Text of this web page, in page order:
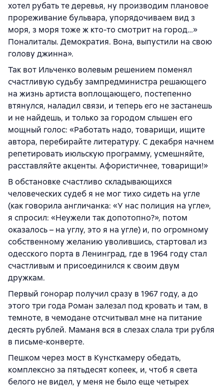
хотел рубать те деревья, ну производим плановое
прореживание бульвара, упорядочиваем вид з
моря, з моря тоже ж кто-то смотрит на город…»
Поналиталы. Демократия. Вона, выпустили на свою
голову джинна».
Так вот Ильченко волевым решением поменял
счастливую судьбу зампредминистра решающего
на жизнь артиста воплощающего, постепенно
втянулся, наладил связи, и теперь его не застанешь
и не найдешь, и только за городом слышен его
мощный голос: «Работать надо, товарищи, ищите
автора, перебирайте литературу. С декабря начнем
репетировать июльскую программу, усмешняйте,
расставляйте акценты. Афористичнее, товарищи!»
В обстановке счастливо складывающихся
человеческих судеб я не мог тихо сидеть на угле
(как говорила англичанка: «У нас полиция на угле»,
я спросил: «Неужели так допотопно?», потом
оказалось – на углу, это я на угле) и, по огромному
собственному желанию уволившись, стартовал из
одесского порта в Ленинград, где в 1964 году стал
счастливым и присоединился к своим двум
дружкам.
Первый гонорар получил сразу в 1967 году, а до
этого три года Роман залезал под кровать и там, в
темноте, в чемодане отсчитывал мне на питание
десять рублей. Маманя вся в слезах слала три рубля
в письме-конверте.
Пешком через мост в Кунсткамеру обедать,
комплексно за пятьдесят копеек, и, чтоб я света
белого не видел, у меня не было еще четырех